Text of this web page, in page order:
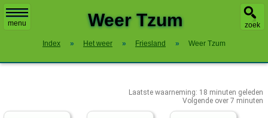
menu zoek
Weer Tzum
Index » Het weer » Friesland » Weer Tzum
Laatste waarneming: 18 minuten geleden
Volgende over7 minuten